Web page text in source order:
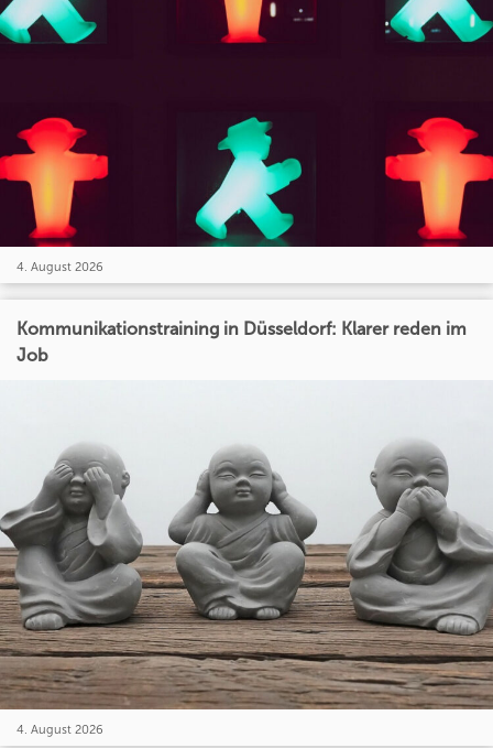
4. August 2026
Kommunikationstraining in Düsseldorf: Klarer reden im
Job
4. August 2026